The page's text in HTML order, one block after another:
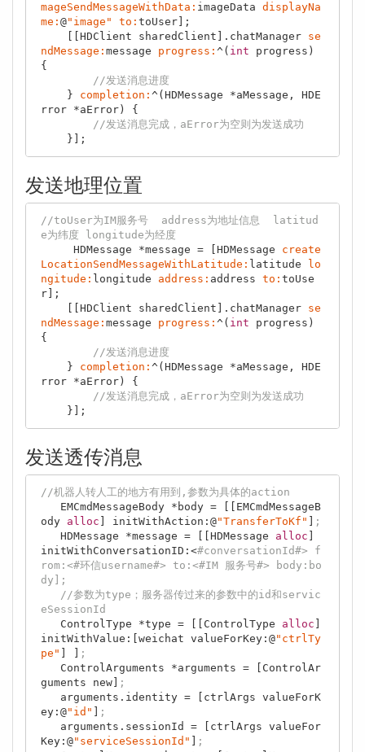
mageSendMessageWithData: imageData displayNa
me: @"image" to: toUser];
    [[HDClient sharedClient].chatManager
se
ndMessage: message progress: ^( int progress)
{
//发送消息进度
    }
completion: ^(HDMessage *aMessage, HDE
rror *aError) {
//发送消息完成，aError为空则为发送成功
发送地理位置
//toUser为IM服务号  address为地址信息  latitud
e为纬度 longitude为经度
     HDMessage *message = [HDMessage
create
LocationSendMessageWithLatitude: latitude
lo
ngitude: longitude address: address to: toUse
r];
    [[HDClient sharedClient].chatManager
se
ndMessage: message progress: ^( int progress)
{
//发送消息进度
    }
completion: ^(HDMessage *aMessage, HDE
rror *aError) {
//发送消息完成，aError为空则为发送成功
发送透传消息
//机器人转人工的地方有用到,参数为具体的action
ody alloc ] initWithAction:@"TransferToKf"
;
   HDMessage *message = [[HDMessage
alloc
initWithConversationID:<#conversationId#> f
rom:<#环信username#> to:<#IM 服务号#> body:bo
dy];
//参数为type；服务器传过来的参数中的id和servic
eSessionId
   ControlType *type = [[ControlType
alloc
initWithValue:[weichat valueForKey:@"ctrlTy
pe"
;
guments new]
;
ey:@"id"
;
Key:@"serviceSessionId"
;